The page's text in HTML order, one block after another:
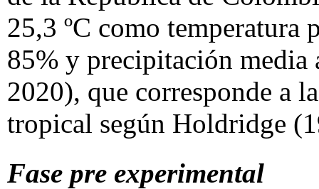
25,3 ºC como temperatura
85% y precipitación
2020), que corresponde a
tropical según Holdridge
Fase pre experimental